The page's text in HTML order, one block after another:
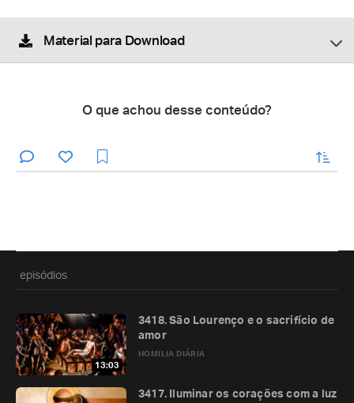
Material para Download
O que achou desse conteúdo?
enviar
episódios
13:03
HOMILIA DIÁRIA
3418. São Lourenço e o sacrifício de
amor
3417. Iluminar os corações com a luz